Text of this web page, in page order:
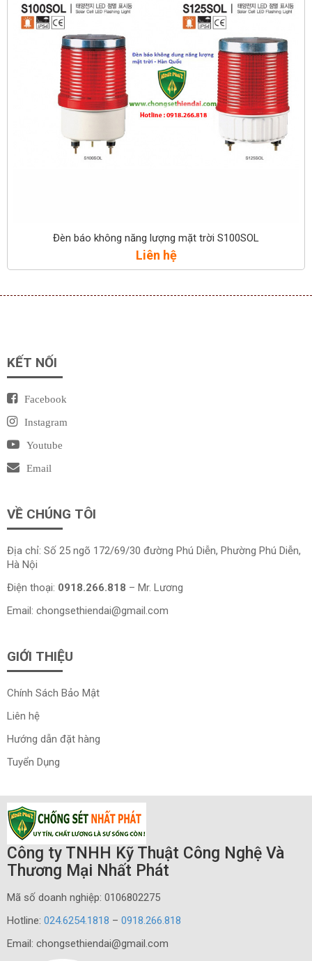
Đèn báo không năng lượng mặt trời S100SOL
Liên hệ
KẾT NỐI
Facebook
Instagram
Youtube
Email
VỀ CHÚNG TÔI
Địa chỉ: Số 25 ngõ 172/69/30 đường Phú Diễn, Phường Phú Diễn,
Hà Nội
Điện thoại: 0918.266.818 – Mr. Lương
Email: chongsethiendai@gmail.com
GIỚI THIỆU
Chính Sách Bảo Mật
Liên hệ
Hướng dẫn đặt hàng
Tuyển Dụng
Công ty TNHH Kỹ Thuật Công Nghệ Và
Thương Mại Nhất Phát
Mã số doanh nghiệp: 0106802275
Hotline: 024.6254.1818 – 0918.266.818
Email: chongsethiendai@gmail.com